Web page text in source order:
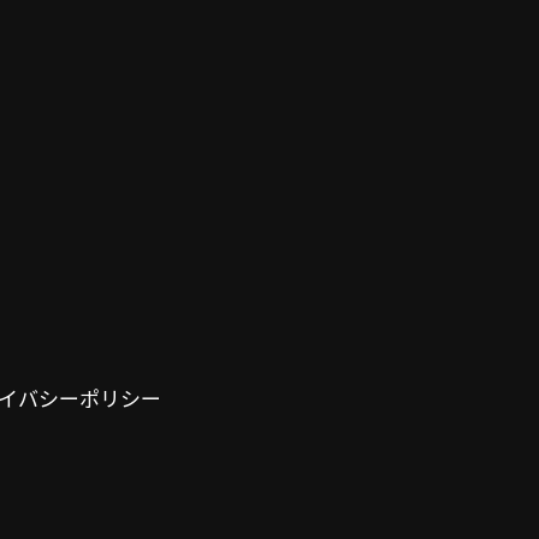
バシーポリシー